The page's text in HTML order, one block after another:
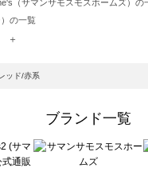
（サマンサモスモスホームズ）の
の一覧
Mos2（ツハルバイサマンサモス
サマンサモスモス ブルー）の一覧
一覧
テチチ クラシック）の一覧
＋
ッド/赤系
ブランド一覧